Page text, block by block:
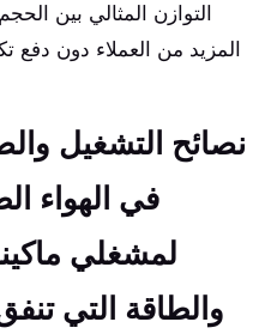
التوازن المثالي بين
المزيد من العملاء دون دفع
نصائح التشغيل
لمشغلي
والطاقة التي